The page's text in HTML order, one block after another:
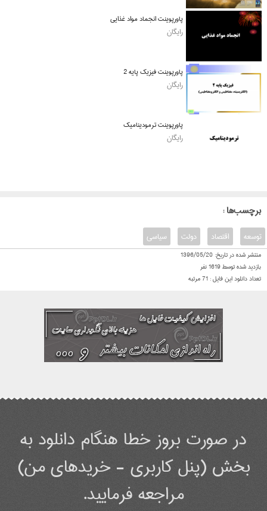
پاورپوینت انجماد مواد غذایی
رایگان
پاورپوینت فیزیک پایه 2
رایگان
پاورپوینت ترمودینامیک
رایگان
: برچسب‌ها
سیاسی دولت اقتصاد توسعه
منتشر شده در تاریخ: 1396/05/20
بازدید شده توسط1619نفر
تعداد دانلود این فایل : 71مرتبه
در صورت بروز خطا هنگام دانلود به
بخش (پنل کاربری - خریدهای من)
مراجعه فرمایید.